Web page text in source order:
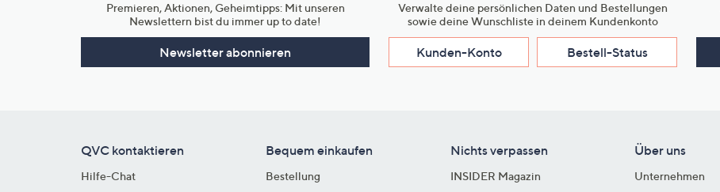
Premieren, Aktionen, Geheimtipps: Mit unseren
Newslettern bist du immer up to date!
Newsletter abonnieren
Verwalte deine persönlichen Daten und Bestellungen
sowie deine Wunschliste in deinem Kundenkonto
Kunden-Konto Bestell-Status
QVC kontaktieren
Hilfe-Chat
Bequem einkaufen
Bestellung
Nichts verpassen
INSIDER Magazin
Über uns
Unternehmen